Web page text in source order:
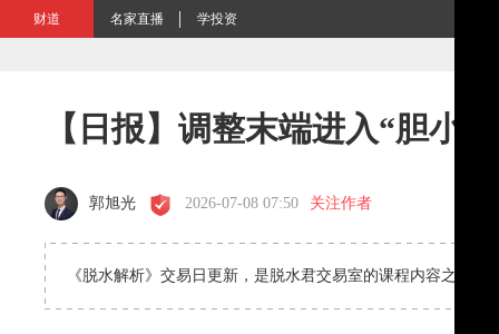
财道 名家直播 学投资
【日报】调整末端进入“胆小
郭旭光 2026-07-08 07:50 关注作者
《脱水解析》交易日更新，是脱水君交易室的课程内容之一，